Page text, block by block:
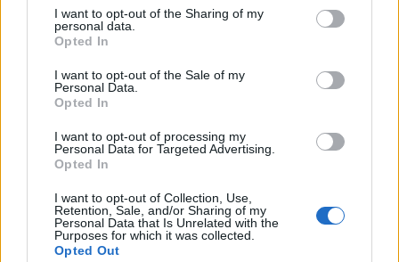
I want to opt-out of the Sharing of my
personal data.
Opted In
I want to opt-out of the Sale of my
Personal Data.
Opted In
I want to opt-out of processing my
Personal Data for Targeted Advertising.
Opted In
I want to opt-out of Collection, Use,
Retention, Sale, and/or Sharing of my
Personal Data that Is Unrelated with the
Purposes for which it was collected.
Opted Out